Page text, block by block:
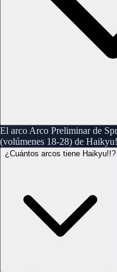
El arco Arco Preliminar de
(volúmenes 18-28) de
¿Cuántos arcos tiene Haikyu!!?